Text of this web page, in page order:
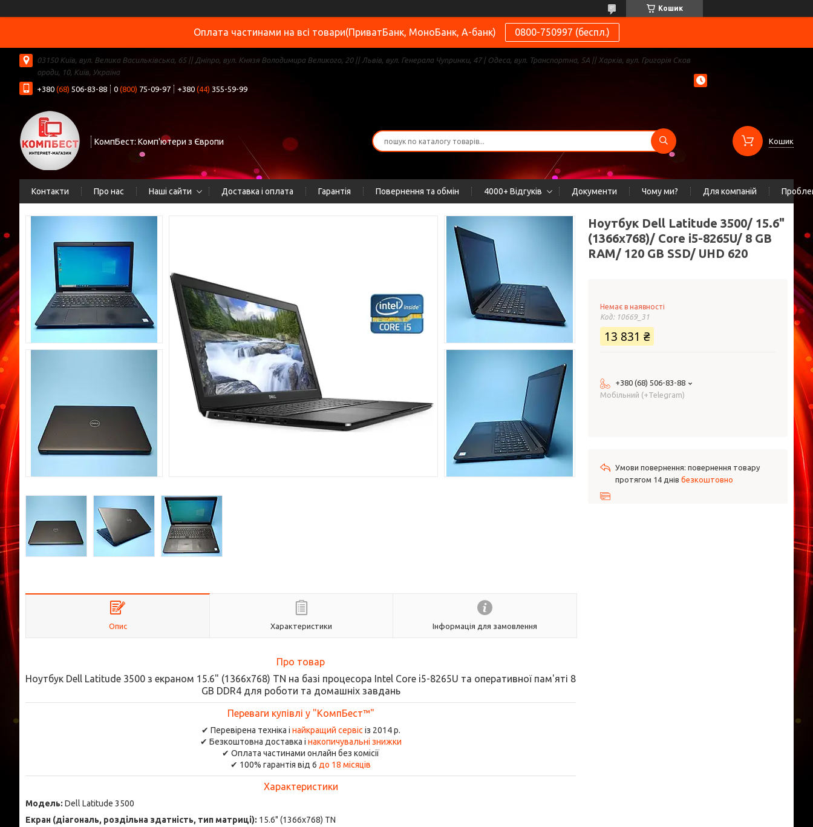
Кошик
Оплата частинами на всі товари(ПриватБанк, МоноБанк, А-банк) 0800-750997 (беспл.)
03150 Київ, вул. Велика Васильківська, 65 || Дніпро, вул. Князя Володимира Великого, 20 || Львів, вул. Генерала Чупринки, 47 | Одеса, вул. Транспортна, 5А || Харків, вул. Григорія Сков
ороди, 10, Київ, Україна
+380 (68) 506-83-88 0 (800) 75-09-97 +380 (44) 355-59-99
КомпБест: Комп'ютери з Європи Кошик
Контакти Про нас Наші сайти Доставка і оплата Гарантія Повернення та обмін 4000+ Відгуків Документи Чому ми? Для компаній
Опис Характеристики Інформація для замовлення
Про товар
Ноутбук Dell Latitude 3500 з екраном 15.6" (1366x768) TN на базі процесора Intel Core i5-8265U та оперативної пам'яті 8
GB DDR4 для роботи та домашніх завдань
Переваги купівлі у "КомпБест™"
✔ Перевірена техніка і найкращий сервіс із 2014 р.
✔ Безкоштовна доставка і накопичувальні знижки
✔ Оплата частинами онлайн без комісії
✔ 100% гарантія від 6 до 18 місяців
Характеристики
Модель: Dell Latitude 3500
Екран (діагональ, роздільна здатність, тип матриці): 15.6" (1366x768) TN
Ноутбук Dell Latitude 3500/ 15.6"
(1366x768)/ Core i5-8265U/ 8 GB
RAM/ 120 GB SSD/ UHD 620
Немає в наявності
Код: 10669_31
13 831 ₴
+380 (68) 506-83-88
Мобільний (+Telegram)
повернення товару
протягом 14 днів безкоштовно